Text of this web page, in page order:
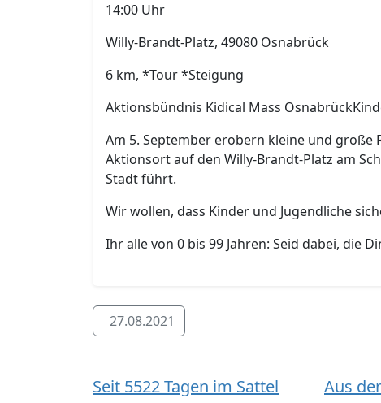
14:00 Uhr
Willy-Brandt-Platz, 49080 Osnabrück
6 km, *Tour *Steigung
Aktionsbündnis Kidical Mass
Am 5. September erobern kleine und große
Aktionsort auf den Willy-Brandt-Platz am
Stadt führt.
Wir wollen, dass Kinder und Jugendliche
Ihr alle von 0 bis 99 Jahren: Seid dabei, die
27.08.2021
Seit 5522 Tagen im Sattel Aus